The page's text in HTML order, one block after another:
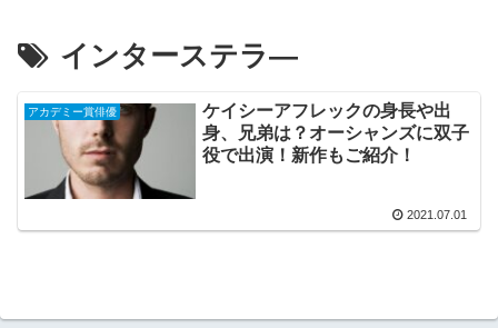
インターステラ―
アカデミー賞俳優
ケイシーアフレックの身長や出
身、兄弟は？オーシャンズに双子
役で出演！新作もご紹介！
2021.07.01